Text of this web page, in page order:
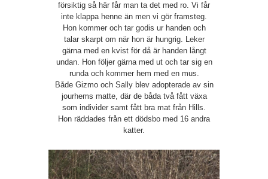
försiktig så här får man ta det med ro. Vi får
inte klappa henne än men vi gör framsteg.
Hon kommer och tar godis ur handen och
talar skarpt om när hon är hungrig. Leker
gärna med en kvist för då är handen långt
undan. Hon följer gärna med ut och tar sig en
runda och kommer hem med en mus.
Både Gizmo och Sally blev adopterade av sin
jourhems matte, där de båda två fått växa
som individer samt fått bra mat från Hills.
Hon räddades från ett dödsbo med 16 andra
katter.